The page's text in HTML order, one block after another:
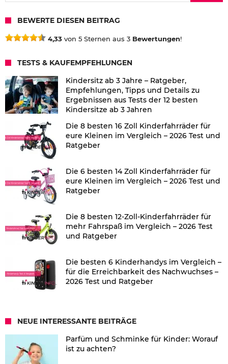
BEWERTE DIESEN BEITRAG
4,33 von 5 Sternen aus 3 Bewertungen!
TESTS & KAUFEMPFEHLUNGEN
Kindersitz ab 3 Jahre – Ratgeber,
Empfehlungen, Tipps und Details zu
Ergebnissen aus Tests der 12 besten
Kindersitze ab 3 Jahren
Die 8 besten 16 Zoll Kinderfahrräder für
eure Kleinen im Vergleich – 2026 Test und
Ratgeber
Die 6 besten 14 Zoll Kinderfahrräder für
eure Kleinen im Vergleich – 2026 Test und
Ratgeber
Die 8 besten 12-Zoll-Kinderfahrräder für
mehr Fahrspaß im Vergleich – 2026 Test
und Ratgeber
Die besten 6 Kinderhandys im Vergleich –
für die Erreichbarkeit des Nachwuchses –
2026 Test und Ratgeber
NEUE INTERESSANTE BEITRÄGE
Parfüm und Schminke für Kinder: Worauf
ist zu achten?